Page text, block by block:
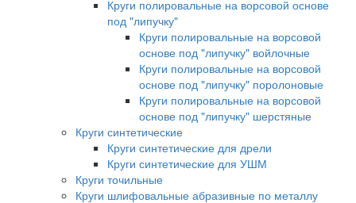
Круги полировальные на ворсовой основе
под "липучку"
Круги полировальные на ворсовой
основе под "липучку" войлочные
Круги полировальные на ворсовой
основе под "липучку" поролоновые
Круги полировальные на ворсовой
основе под "липучку" шерстяные
Круги синтетические
Круги синтетические для дрели
Круги синтетические для УШМ
Круги точильные
Круги шлифовальные абразивные по металлу